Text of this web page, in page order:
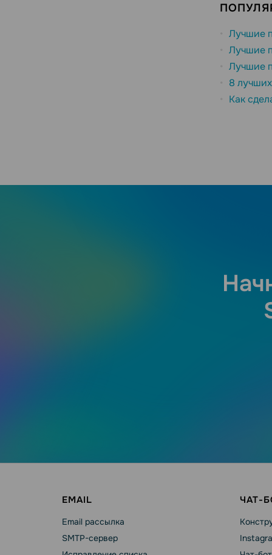
Лучшие
Лучшие
Лучшие
8
Как
EMAIL
Email рассылка
SMTP-сервер
ЧАТ-